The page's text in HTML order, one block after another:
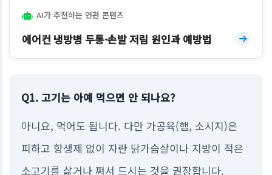
AI가 추천하는 연관 콘텐츠
에어컨 냉방병 두통·손발 저림 원인과 예방법
Q1. 고기는 아예 먹으면 안 되나요?
아니요, 먹어도 됩니다. 다만 가공육(햄, 소시지)은
피하고 항생제 없이 자란 닭가슴살이나 지방이 적은
소고기를 삶거나 쪄서 드시는 것을 권장합니다.